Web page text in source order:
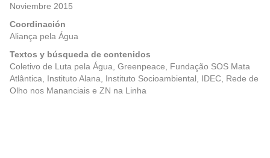
Noviembre 2015
Coordinación
Aliança pela Água
Textos y búsqueda de contenidos
Coletivo de Luta pela Água, Greenpeace, Fundação SOS Mata
Atlântica, Instituto Alana, Instituto Socioambiental, IDEC, Rede de
Olho nos Mananciais e ZN na Linha